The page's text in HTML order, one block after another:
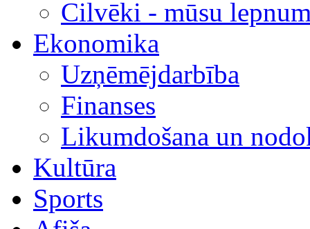
Cilvēki - mūsu
Ekonomika
Uzņēmējdarbība
Finanses
Likumdošana un
Kultūra
Sports